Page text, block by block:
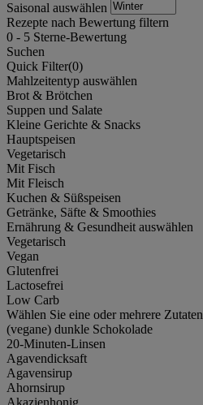
Saisonal auswählen
Rezepte nach Bewertung filtern
0 - 5 Sterne-Bewertung
Suchen
Quick Filter(0)
Mahlzeitentyp auswählen
Brot & Brötchen
Suppen und Salate
Kleine Gerichte & Snacks
Hauptspeisen
Vegetarisch
Mit Fisch
Mit Fleisch
Kuchen & Süßspeisen
Getränke, Säfte & Smoothies
Ernährung & Gesundheit auswählen
Vegetarisch
Vegan
Glutenfrei
Lactosefrei
Low Carb
Wählen Sie eine oder mehrere Zutaten
(vegane) dunkle Schokolade
20-Minuten-Linsen
Agavendicksaft
Agavensirup
Ahornsirup
Akazienhonig